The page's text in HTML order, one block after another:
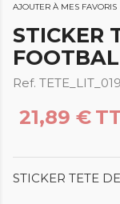
Ajouter à mes favoris
STICKER
Ref. TETE_LIT_019
21,89 €
STICKER TETE